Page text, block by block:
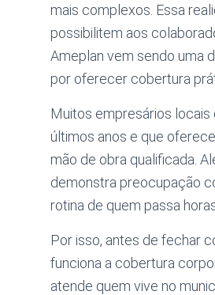
mais complexos. Essa
possibilitem aos
Ameplan vem sendo uma
por oferecer cobertura
Muitos empresários
últimos anos e que
mão de obra qualificada.
demonstra preocupação
rotina de quem passa
Por isso, antes de fechar
funciona a cobertura
atende quem vive no